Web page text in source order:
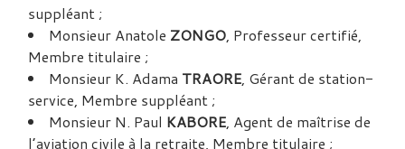
suppléant ;
Monsieur Anatole ZONGO, Professeur certifié,
Membre titulaire ;
Monsieur K. Adama TRAORE, Gérant de station-
service, Membre suppléant ;
Monsieur N. Paul KABORE, Agent de maîtrise de
l’aviation civile à la retraite, Membre titulaire ;